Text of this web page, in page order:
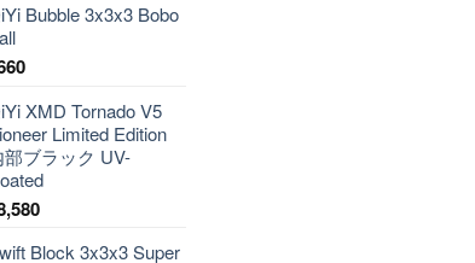
Bubble 3x3x3 Bobo
XMD Tornado V5
Limited Edition
部ブラック UV-
Block 3x3x3 Super